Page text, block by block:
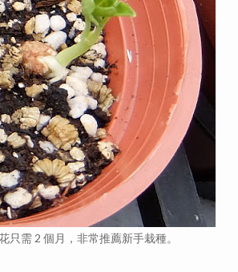
需 2 個月，非常推薦新手栽種。